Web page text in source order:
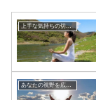
上手な気持ちの切り替えかた
あなたの視野を広げる方法